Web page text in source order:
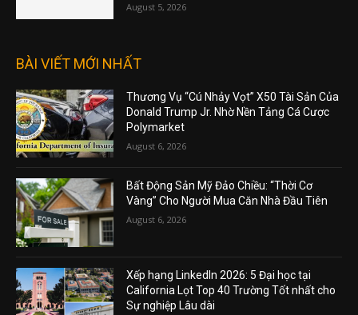
August 5, 2026
BÀI VIẾT MỚI NHẤT
Thương Vụ “Cú Nhảy Vọt” X50 Tài Sản Của
Donald Trump Jr. Nhờ Nền Tảng Cá Cược
Polymarket
August 6, 2026
Bất Động Sản Mỹ Đảo Chiều: “Thời Cơ
Vàng” Cho Người Mua Căn Nhà Đầu Tiên
August 6, 2026
Xếp hạng LinkedIn 2026: 5 Đại học tại
California Lọt Top 40 Trường Tốt nhất cho
Sự nghiệp Lâu dài